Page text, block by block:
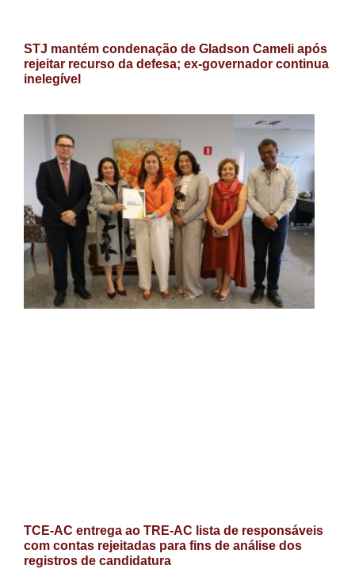
STJ mantém condenação de Gladson Cameli após
rejeitar recurso da defesa; ex-governador continua
inelegível
TCE-AC entrega ao TRE-AC lista de responsáveis
com contas rejeitadas para fins de análise dos
registros de candidatura